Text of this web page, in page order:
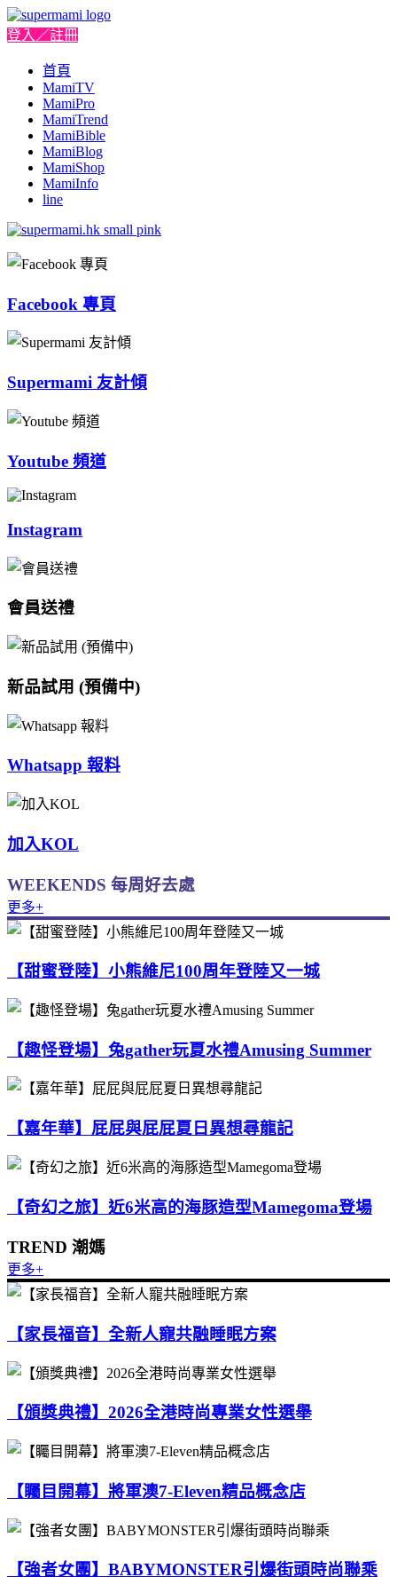
登入／註冊
首頁
MamiTV
MamiPro
MamiTrend
MamiBible
MamiBlog
MamiShop
MamiInfo
line
Facebook 專頁
Supermami 友計傾
Youtube 頻道
Instagram
會員送禮
新品試用 (預備中)
Whatsapp 報料
加入KOL
WEEKENDS 每周好去處
更多+
【甜蜜登陸】小熊維尼100周年登陸又一城
【趣怪登場】兔gather玩夏水禮Amusing Summer
【嘉年華】屁屁與屁屁夏日異想尋龍記
【奇幻之旅】近6米高的海豚造型Mamegoma登場
TREND 潮媽
更多+
【家長福音】全新人寵共融睡眠方案
【頒獎典禮】2026全港時尚專業女性選舉
【矚目開幕】將軍澳7-Eleven精品概念店
【強者女團】BABYMONSTER引爆街頭時尚聯乘